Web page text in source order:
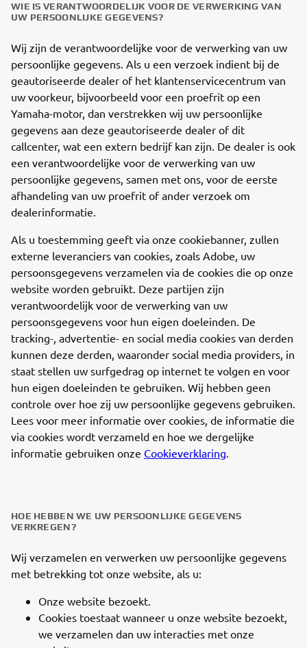
WIE IS VERANTWOORDELIJK VOOR DE VERWERKING VAN
UW PERSOONLIJKE GEGEVENS?
Wij zijn de verantwoordelijke voor de verwerking van uw
persoonlijke gegevens. Als u een verzoek indient bij de
geautoriseerde dealer of het klantenservicecentrum van
uw voorkeur, bijvoorbeeld voor een proefrit op een
Yamaha-motor, dan verstrekken wij uw persoonlijke
gegevens aan deze geautoriseerde dealer of dit
callcenter, wat een extern bedrijf kan zijn. De dealer is ook
een verantwoordelijke voor de verwerking van uw
persoonlijke gegevens, samen met ons, voor de eerste
afhandeling van uw proefrit of ander verzoek om
dealerinformatie.
Als u toestemming geeft via onze cookiebanner, zullen
externe leveranciers van cookies, zoals Adobe, uw
persoonsgegevens verzamelen via de cookies die op onze
website worden gebruikt. Deze partijen zijn
verantwoordelijk voor de verwerking van uw
persoonsgegevens voor hun eigen doeleinden. De
tracking-, advertentie- en social media cookies van derden
kunnen deze derden, waaronder social media providers, in
staat stellen uw surfgedrag op internet te volgen en voor
hun eigen doeleinden te gebruiken. Wij hebben geen
controle over hoe zij uw persoonlijke gegevens gebruiken.
Lees voor meer informatie over cookies, de informatie die
via cookies wordt verzameld en hoe we dergelijke
informatie gebruiken onze Cookieverklaring.
HOE HEBBEN WE UW PERSOONLIJKE GEGEVENS
VERKREGEN?
Wij verzamelen en verwerken uw persoonlijke gegevens
met betrekking tot onze website, als u:
Onze website bezoekt.
Cookies toestaat wanneer u onze website bezoekt,
we verzamelen dan uw interacties met onze